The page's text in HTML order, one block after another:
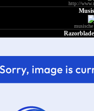
http://
musische